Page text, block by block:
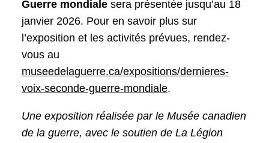
Guerre mondiale sera présentée jusqu’au 18
janvier 2026. Pour en savoir plus sur
l’exposition et les activités prévues, rendez-
vous au
museedelaguerre.ca/expositions/dernieres-
voix-seconde-guerre-mondiale.
Une exposition réalisée par le Musée canadien
de la guerre, avec le soutien de La Légion